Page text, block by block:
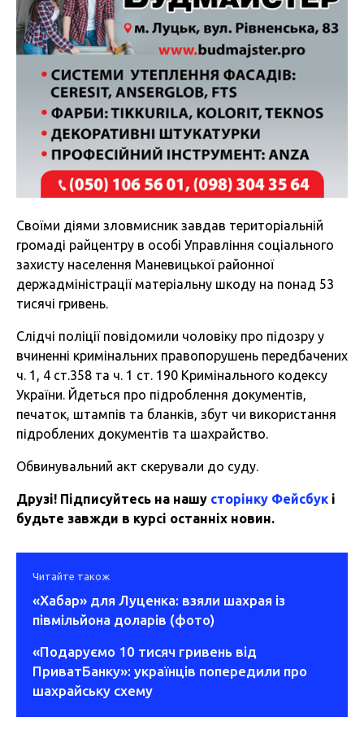
Своїми діями зловмисник завдав територіальній
громаді райцентру в особі Управління соціального
захисту населення Маневицької районної
держадміністрації матеріальну шкоду на понад 53
тисячі гривень.
Слідчі поліції повідомили чоловіку про підозру у
вчиненні кримінальних правопорушень передбачених
ч. 1, 4 ст.358 та ч. 1 ст. 190 Кримінального кодексу
України. Йдеться про підроблення документів,
печаток, штампів та бланків, збут чи використання
підроблених документів та шахрайство.
Обвинувальний акт скерували до суду.
Друзі! Підписуйтесь на нашу сторінку Фейсбук і
будьте завжди в курсі останніх новин.
Читайте також
«Хабар» для Луценка: взяли шахрая із
півмільйона доларів (фото)
«Подаруємо 10 тисяч гривень від
ПриватБанку»: українців попередили про
шахрайську схему